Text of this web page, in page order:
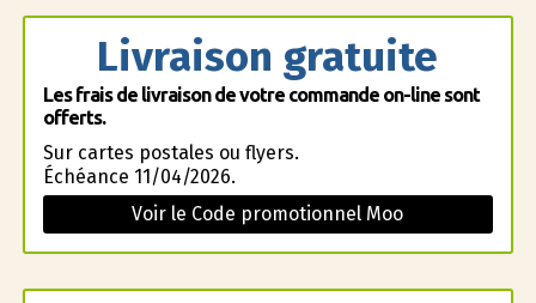
Livraison gratuite
Les frais de livraison de votre commande on-line sont
offerts.
Sur cartes postales ou flyers.
Échéance 11/04/2026.
Voir le Code promotionnel Moo